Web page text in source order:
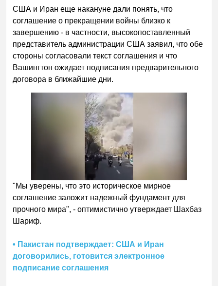
США и Иран еще накануне дали понять, что
соглашение о прекращении войны близко к
завершению - в частности, высокопоставленный
представитель администрации США заявил, что обе
стороны согласовали текст соглашения и что
Вашингтон ожидает подписания предварительного
договора в ближайшие дни.
"Мы уверены, что это историческое мирное
соглашение заложит надежный фундамент для
прочного мира", - оптимистично утверждает Шахбаз
Шариф.
• Пакистан подтверждает: США и Иран
договорились, готовится электронное
подписание соглашения